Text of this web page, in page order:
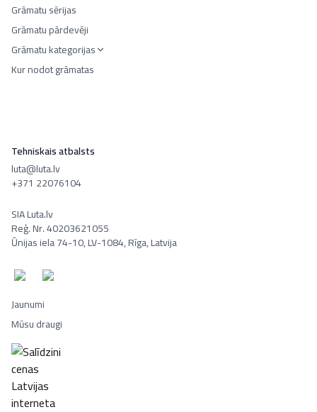
Grāmatu sērijas
Grāmatu pārdevēji
Grāmatu kategorijas
Kur nodot grāmatas
Tehniskais atbalsts
luta@luta.lv
+371 22076104
SIA Luta.lv
Reģ. Nr. 40203621055
Ūnijas iela 74-10, LV-1084, Rīga, Latvija
Jaunumi
Mūsu draugi